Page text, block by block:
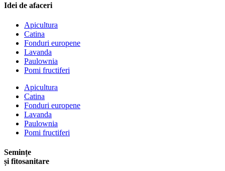
Idei de afaceri
Apicultura
Catina
Fonduri europene
Lavanda
Paulownia
Pomi fructiferi
Apicultura
Catina
Fonduri europene
Lavanda
Paulownia
Pomi fructiferi
Semințe
și fitosanitare